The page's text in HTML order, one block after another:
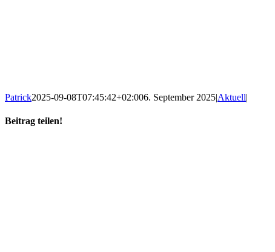
Patrick2025-09-08T07:45:42+02:006. September 2025|Aktuell|
Beitrag teilen!